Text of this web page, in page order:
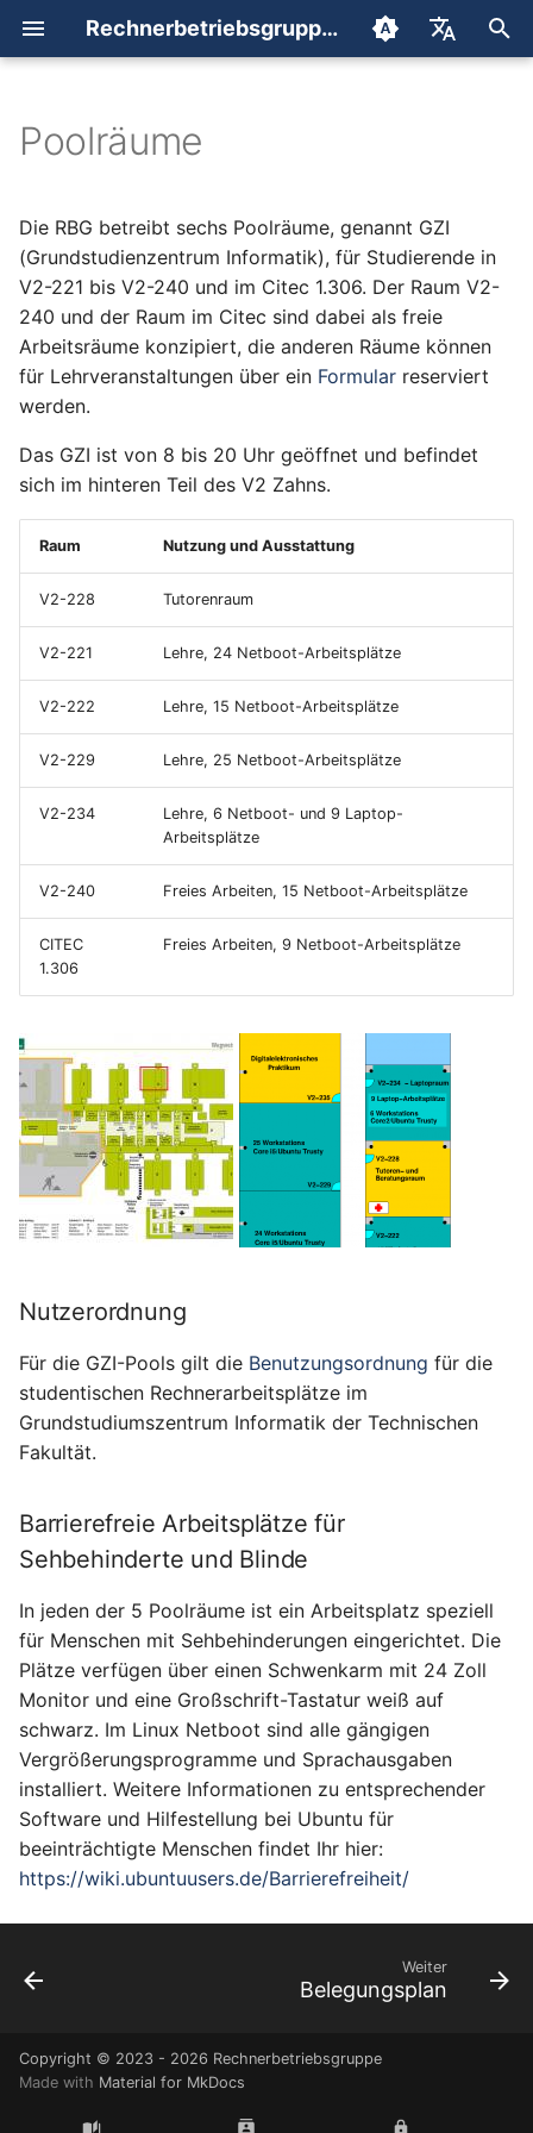
Rechnerbetriebsgruppe der Technischen Fakultät
e
w
r
i
a
Account
Webmailer
E-Mail Programme
SPAM
Mailweiterleitung
Mailinglisten
FAQ
Kabelgebundener
WLAN
Zertifikate
Shell
Files
TechFak VPN
Poolräume
Die RBG betreibt sechs Poolräume, genannt GZI
(Grundstudienzentrum Informatik), für Studierende in
V2-221 bis V2-240 und im Citec 1.306. Der Raum V2-
240 und der Raum im Citec sind dabei als freie
Arbeitsräume konzipiert, die anderen Räume können
für Lehrveranstaltungen über ein Formular reserviert
werden.
Das GZI ist von 8 bis 20 Uhr geöffnet und befindet
sich im hinteren Teil des V2 Zahns.
Raum Nutzung und Ausstattung
V2-228 Tutorenraum
V2-221 Lehre, 24 Netboot-Arbeitsplätze
V2-222 Lehre, 15 Netboot-Arbeitsplätze
V2-229 Lehre, 25 Netboot-Arbeitsplätze
V2-234
Lehre, 6 Netboot- und 9 Laptop-
Arbeitsplätze
V2-240 Freies Arbeiten, 15 Netboot-Arbeitsplätze
CITEC
1.306
Freies Arbeiten, 9 Netboot-Arbeitsplätze
Nutzerordnung
Für die GZI-Pools gilt die Benutzungsordnung für die
studentischen Rechnerarbeitsplätze im
Grundstudiumszentrum Informatik der Technischen
Fakultät.
Barrierefreie Arbeitsplätze für
Sehbehinderte und Blinde
In jeden der 5 Poolräume ist ein Arbeitsplatz speziell
für Menschen mit Sehbehinderungen eingerichtet. Die
Plätze verfügen über einen Schwenkarm mit 24 Zoll
Monitor und eine Großschrift-Tastatur weiß auf
schwarz. Im Linux Netboot sind alle gängigen
Vergrößerungsprogramme und Sprachausgaben
installiert. Weitere Informationen zu entsprechender
Software und Hilfestellung bei Ubuntu für
beeinträchtigte Menschen findet Ihr hier:
https://wiki.ubuntuusers.de/Barrierefreiheit/
Weiter
Belegungsplan
Copyright © 2023 - 2026 Rechnerbetriebsgruppe
Made with Material for MkDocs